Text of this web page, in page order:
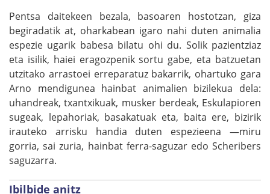
Pentsa daitekeen bezala, basoaren hostotzan, giza
begiradatik at, oharkabean igaro nahi duten animalia
espezie ugarik babesa bilatu ohi du. Solik pazientziaz
eta isilik, haiei eragozpenik sortu gabe, eta batzuetan
utzitako arrastoei erreparatuz bakarrik, ohartuko gara
Arno mendigunea hainbat animalien bizilekua dela:
uhandreak, txantxikuak, musker berdeak, Eskulapioren
sugeak, lepahoriak, basakatuak eta, baita ere, bizirik
irauteko arrisku handia duten espezieena —miru
gorria, sai zuria, hainbat ferra-saguzar edo Scheribers
saguzarra.
Ibilbide anitz